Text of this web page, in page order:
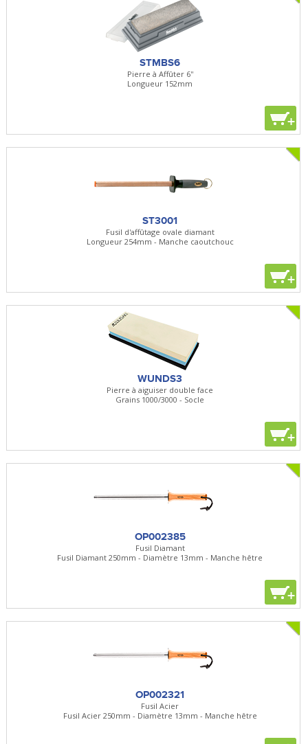
STMBS6
Pierre à Affûter 6''
Longueur 152mm
+
ST3001
Fusil d'affûtage ovale diamant
Longueur 254mm - Manche caoutchouc
+
WUNDS3
Pierre à aiguiser double face
Grains 1000/3000 - Socle
+
OP002385
Fusil Diamant
Fusil Diamant 250mm - Diamètre 13mm - Manche hêtre
+
OP002321
Fusil Acier
Fusil Acier 250mm - Diamètre 13mm - Manche hêtre